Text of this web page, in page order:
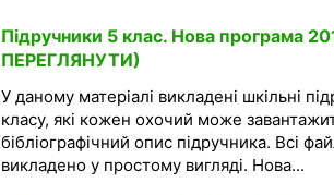
Підручники 5 клас. Нова
ПЕРЕГЛЯНУТИ)
У даному матеріалі викладені шкільні
класу, які кожен охочий може
бібліографічний опис підручника. Всі
викладено у простому вигляді. Нова...